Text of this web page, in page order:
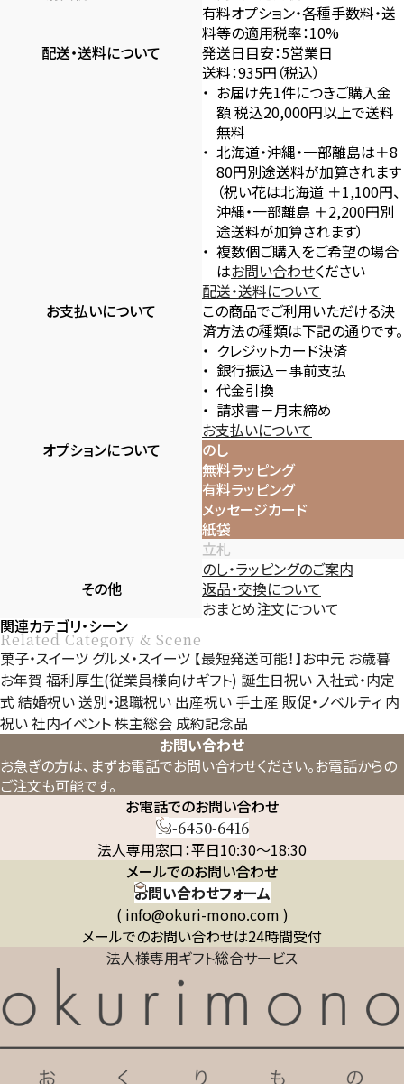
有料オプション・各種手数料・送
料等の適用税率：10%
配送・送料について
発送日目安：5営業日
送料：935円（税込）
お届け先1件につきご購入金
額 税込20,000円以上で送料
無料
北海道・沖縄・一部離島は＋8
80円別途送料が加算されます
（祝い花は北海道 ＋1,100円、
沖縄・一部離島 ＋2,200円別
途送料が加算されます）
複数個ご購入をご希望の場合
はお問い合わせください
配送・送料について
お支払いについて
この商品でご利用いただける決
済方法の種類は下記の通りです。
クレジットカード決済
銀行振込－事前支払
代金引換
請求書－月末締め
お支払いについて
オプションについて
のし
無料ラッピング
有料ラッピング
メッセージカード
紙袋
立札
のし・ラッピングのご案内
その他
返品・交換について
おまとめ注文について
関連カテゴリ・シーン
Related Category & Scene
菓子・スイーツ グルメ・スイーツ 【最短発送可能！】お中元 お歳暮
お年賀 福利厚生(従業員様向けギフト) 誕生日祝い 入社式・内定
式 結婚祝い送別・退職祝い 出産祝い 手土産 販促・ノベルティ 内
祝い社内イベント株主総会 成約記念品
お問い合わせ
お急ぎの方は、まずお電話でお問い合わせください。お電話からの
ご注文も可能です。
お電話でのお問い合わせ
03-6450-6416
法人専用窓口：平日10:30～18:30
メールでのお問い合わせ
お問い合わせフォーム
( info@okuri-mono.com )
メールでのお問い合わせは24時間受付
法人様専用ギフト総合サービス